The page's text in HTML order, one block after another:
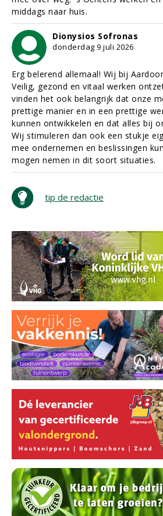
middags naar huis.
Dionysios Sofronas
donderdag 9 juli 2026
Erg belerend allemaal! Wij bij
Veilig, gezond en vitaal werken
vinden het ook belangrijk dat onze
prettige manier en in een prettige
kunnen ontwikkelen en dat alles bij
Wij stimuleren dan ook een stukje
mee ondernemen en beslissingen
mogen nemen in dit soort situaties.
tip de redactie